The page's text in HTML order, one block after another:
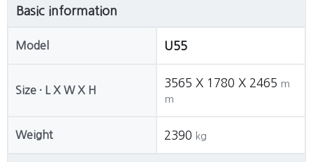
Basic information
Model U55
Size · L X W X H
3565 X 1780 X 2465 m
m
Weight 2390 kg